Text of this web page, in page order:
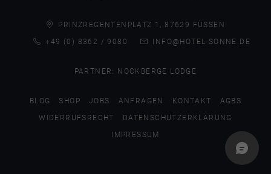
PRINZREGENTENPLATZ 1, 87629 FÜSSEN
+49 (0) 8362 / 9080
INFO@HOTEL-SONNE.DE
PARTNER: NOCKBERGE LODGE
BLOG SHOP JOBS ANFRAGEN KONTAKT
AGBS
WIDERRUFSRECHT
DATENSCHUTZERKLÄRUNG
IMPRESSUM